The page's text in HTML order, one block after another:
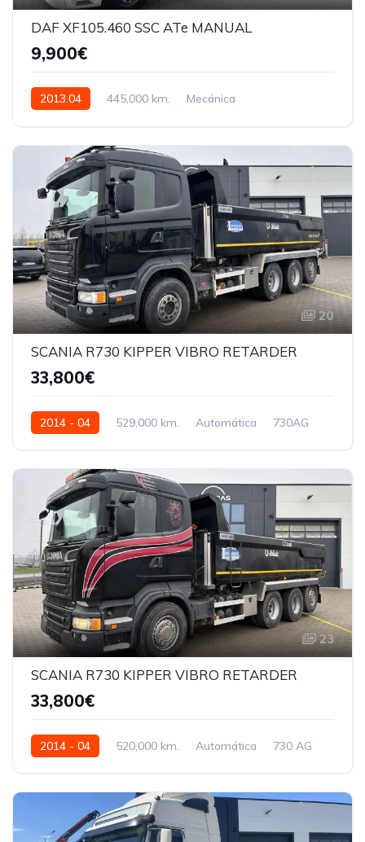
DAF XF105.460 SSC ATe MANUAL
9,900€
2013.04 445,000 km.
Mecánica
20
SCANIA R730 KIPPER VIBRO RETARDER
33,800€
2014 - 04 529,000 km. Automática 730AG
23
SCANIA R730 KIPPER VIBRO RETARDER
33,800€
2014 - 04 520,000 km. Automática 730 AG